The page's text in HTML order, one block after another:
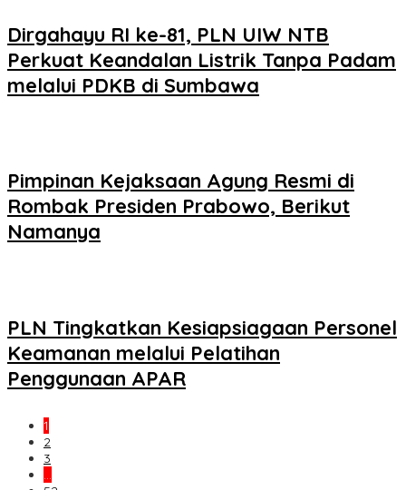
Dirgahayu RI ke-81, PLN UIW NTB
Perkuat Keandalan Listrik Tanpa Padam
melalui PDKB di Sumbawa
Pimpinan Kejaksaan Agung Resmi di
Rombak Presiden Prabowo, Berikut
Namanya
PLN Tingkatkan Kesiapsiagaan Personel
Keamanan melalui Pelatihan
Penggunaan APAR
1
2
3
…